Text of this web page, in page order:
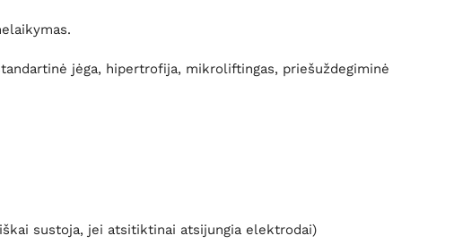
jėga, hipertrofija, mikroliftingas, priešuždegiminė
sustoja, jei atsitiktinai atsijungia elektrodai)